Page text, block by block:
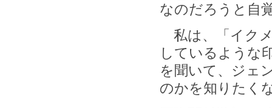
なのだろうと自
私は、「イク
しているような
を聞いて、ジェ
のかを知りたく